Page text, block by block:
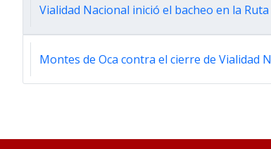
Vialidad Nacional inició el bacheo en la Ruta
Montes de Oca contra el cierre de Vialidad